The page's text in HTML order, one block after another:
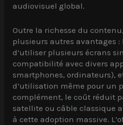
audiovisuel global.
Outre la richesse du contenu,
plusieurs autres avantages
d’utiliser plusieurs écrans
compatibilité avec divers
smartphones, ordinateurs),
d’utilisation même pour un
complément, le coût réduit
satellite ou câble classique
à cette adoption massive.